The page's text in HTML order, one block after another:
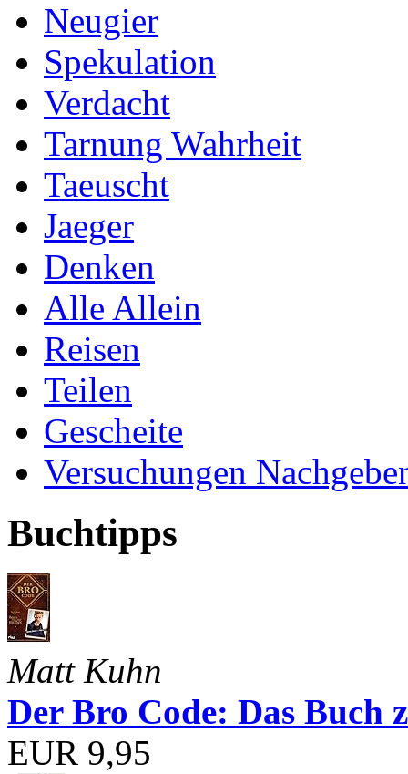
Neugier
Spekulation
Verdacht
Tarnung Wahrheit
Taeuscht
Jaeger
Denken
Alle Allein
Reisen
Teilen
Gescheite
Versuchungen
Buchtipps
Matt Kuhn
Der Bro Code: Das Buch
EUR 9,95